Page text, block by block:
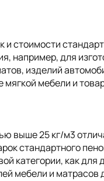
и стоимости
например, для
изделий
мягкой мебели и
выше 25 кг/м3
стандартного
категории, как
мебели и матрасов